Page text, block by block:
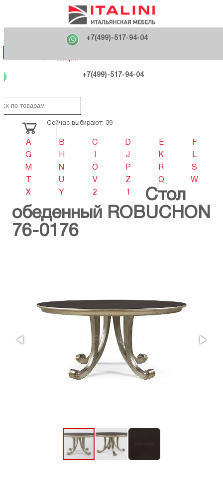
+7(499)-517-94-04
Фабрики
Распродажа
Как купить
О компании
Акция
+7(499)-517-94-04
121170 , г. Москва,
ул. Кутузовский проспект, д. 36 стр.3
+7(499)-517-94-04
Сейчас выбирают: 39
A B C D E
F
G
H J K
L
M
N O P R
S
U V Z Q
W
X
Y 2 1
Стол
обеденный ROBUCHON
76-0176